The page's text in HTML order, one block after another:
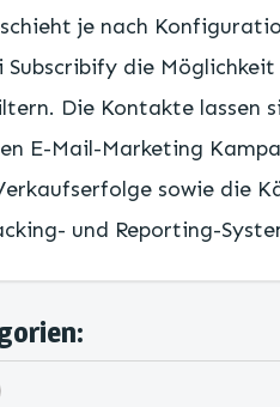
je nach
Subscribify die
Die Kontakte lassen
E-Mail-Marketing
sowie die
und Reporting-